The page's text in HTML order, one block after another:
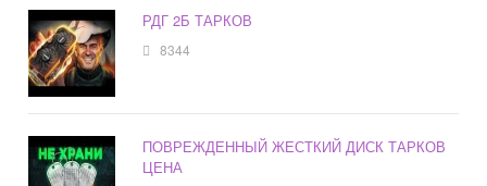
РДГ 2Б ТАРКОВ
8344
ПОВРЕЖДЕННЫЙ ЖЕСТКИЙ ДИСК ТАРКОВ
ЦЕНА